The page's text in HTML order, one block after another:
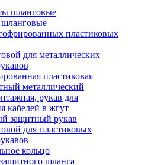
пластиковых
для металлических
пластиковая
металлический
рукав для
кабелей в жгут
защитный рукав
для пластиковых
кольцо
шланга